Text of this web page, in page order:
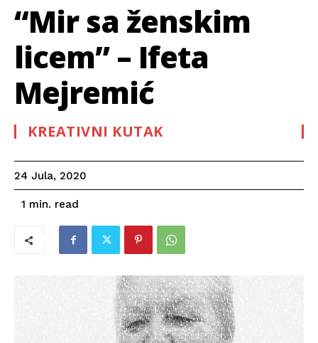
“Mir sa ženskim
licem” – Ifeta
Mejremić
KREATIVNI KUTAK
24 Jula, 2020
1 min. read